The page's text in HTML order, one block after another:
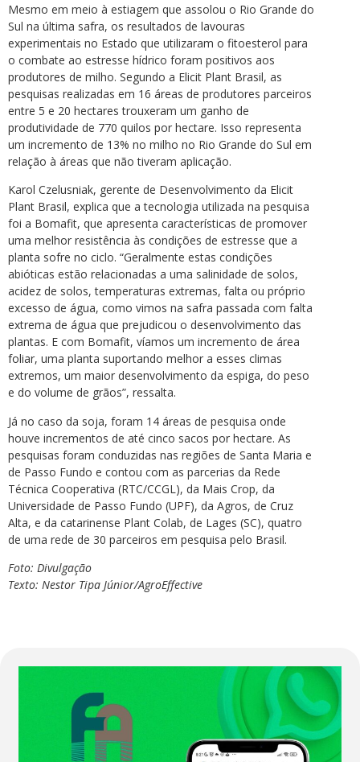
Mesmo em meio à estiagem que assolou o Rio Grande do
Sul na última safra, os resultados de lavouras
experimentais no Estado que utilizaram o fitoesterol para
o combate ao estresse hídrico foram positivos aos
produtores de milho. Segundo a Elicit Plant Brasil, as
pesquisas realizadas em 16 áreas de produtores parceiros
entre 5 e 20 hectares trouxeram um ganho de
produtividade de 770 quilos por hectare. Isso representa
um incremento de 13% no milho no Rio Grande do Sul em
relação à áreas que não tiveram aplicação.
Karol Czelusniak, gerente de Desenvolvimento da Elicit
Plant Brasil, explica que a tecnologia utilizada na pesquisa
foi a Bomafit, que apresenta características de promover
uma melhor resistência às condições de estresse que a
planta sofre no ciclo. “Geralmente estas condições
abióticas estão relacionadas a uma salinidade de solos,
acidez de solos, temperaturas extremas, falta ou próprio
excesso de água, como vimos na safra passada com falta
extrema de água que prejudicou o desenvolvimento das
plantas. E com Bomafit, víamos um incremento de área
foliar, uma planta suportando melhor a esses climas
extremos, um maior desenvolvimento da espiga, do peso
e do volume de grãos”, ressalta.
Já no caso da soja, foram 14 áreas de pesquisa onde
houve incrementos de até cinco sacos por hectare. As
pesquisas foram conduzidas nas regiões de Santa Maria e
de Passo Fundo e contou com as parcerias da Rede
Técnica Cooperativa (RTC/CCGL), da Mais Crop, da
Universidade de Passo Fundo (UPF), da Agros, de Cruz
Alta, e da catarinense Plant Colab, de Lages (SC), quatro
de uma rede de 30 parceiros em pesquisa pelo Brasil.
Foto: Divulgação
Texto: Nestor Tipa Júnior/AgroEffective